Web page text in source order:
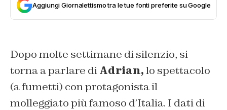
Aggiungi Giornalettismo tra le tue fonti preferite su Google
Dopo molte settimane di silenzio, si
torna a parlare diAdrian,lo spettacolo
(a fumetti) con protagonista il
molleggiato più famoso d’Italia. I dati di